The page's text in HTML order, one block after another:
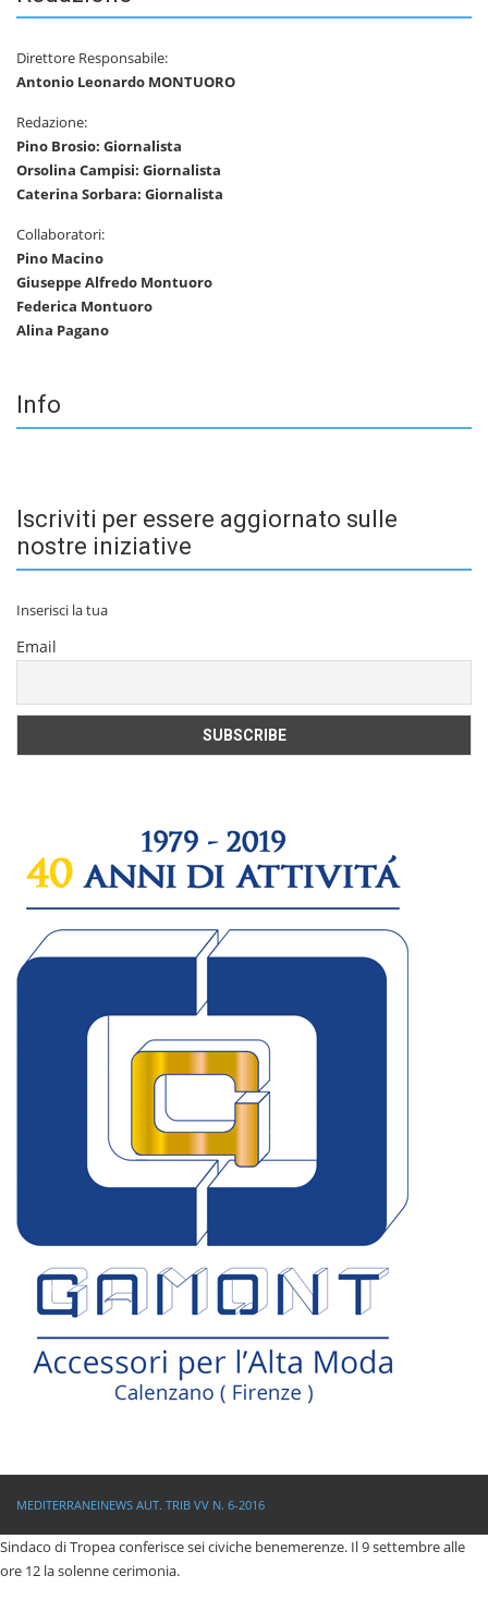
Direttore Responsabile:
Antonio Leonardo MONTUORO
Redazione:
Pino Brosio: Giornalista
Orsolina Campisi: Giornalista
Caterina Sorbara: Giornalista
Collaboratori:
Pino Macino
Giuseppe Alfredo Montuoro
Federica Montuoro
Alina Pagano
Info
Iscriviti per essere aggiornato sulle
nostre iniziative
Inserisci la tua
Email
MEDITERRANEINEWS AUT. TRIB VV N. 6-2016
Sindaco di Tropea conferisce sei civiche benemerenze. Il 9 settembre alle
ore 12 la solenne cerimonia.